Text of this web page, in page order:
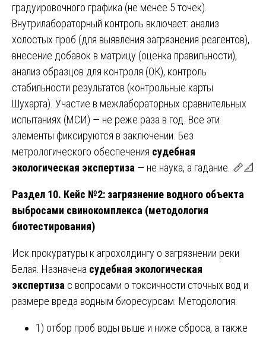
градуировочного графика (не менее 5 точек).
Внутрилабораторный контроль включает: анализ
холостых проб (для выявления загрязнения реагентов),
внесение добавок в матрицу (оценка правильности),
анализ образцов для контроля (ОК), контроль
стабильности результатов (контрольные карты
Шухарта). Участие в межлабораторных сравнительных
испытаниях (МСИ) — не реже раза в год. Все эти
элементы фиксируются в заключении. Без
метрологического обеспечения судебная
экологическая экспертиза — не наука, а гадание. 📏📐
Раздел 10. Кейс №2: загрязнение водного объекта
выбросами свинокомплекса (методология
биотестирования)
Иск прокуратуры к агрохолдингу о загрязнении реки
Белая. Назначена судебная экологическая
экспертиза с вопросами о токсичности сточных вод и
размере вреда водным биоресурсам. Методология:
1) отбор проб воды выше и ниже сброса, а также